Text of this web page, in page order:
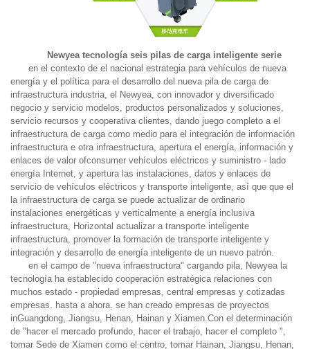
Newyea tecnología seis pilas de carga inteligente serie
en el contexto de el nacional estrategia para vehículos de nueva
energía y el política para el desarrollo del nueva pila de carga de
infraestructura industria, el Newyea, con innovador y diversificado
negocio y servicio modelos, productos personalizados y soluciones,
servicio recursos y cooperativa clientes, dando juego completo a el
infraestructura de carga como medio para el integración de información
infraestructura e otra infraestructura, apertura el energía, información y
enlaces de valor ofconsumer vehículos eléctricos y suministro - lado
energía Internet, y apertura las instalaciones, datos y enlaces de
servicio de vehículos eléctricos y transporte inteligente, así que que el
la infraestructura de carga se puede actualizar de ordinario
instalaciones energéticas y verticalmente a energía inclusiva
infraestructura, Horizontal actualizar a transporte inteligente
infraestructura, promover la formación de transporte inteligente y
integración y desarrollo de energía inteligente de un nuevo patrón.
en el campo de "nueva infraestructura" cargando pila, Newyea la
tecnología ha establecido cooperación estratégica relaciones con
muchos estado - propiedad empresas, central empresas y cotizadas
empresas. hasta a ahora, se han creado empresas de proyectos
inGuangdong, Jiangsu, Henan, Hainan y Xiamen.Con el determinación
de "hacer el mercado profundo, hacer el trabajo, hacer el completo ",
tomar Sede de Xiamen como el centro, tomar Hainan, Jiangsu, Henan,